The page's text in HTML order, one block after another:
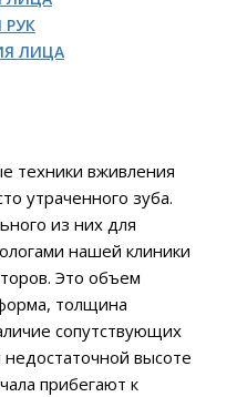
РУК
ЛИЦА
техники вживления
утраченного зуба.
из них для
нашей клиники
Это объем
толщина
сопутствующих
высоте
прибегают к